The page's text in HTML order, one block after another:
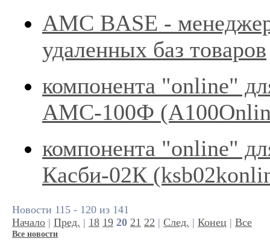
AMC BASE -
удаленных баз товаров
компонента "online"
АМС-100Ф
компонента "online"
Касби-02К
Новости 115 - 120 из 141
Начало | Пред. | 18 19 20 21 22 | След. | Конец | Все
Все новости